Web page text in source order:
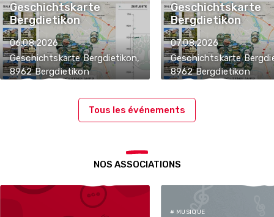
Geschichtskarte
Bergdietikon
06.08.2026
Geschichtskarte Bergdietikon,
8962 Bergdietikon
Geschichtskarte
Bergdietikon
07.08.2026
Geschichtskarte
8962 Bergdietikon
Tous les événements
NOS ASSOCIATIONS
# MUSIQUE